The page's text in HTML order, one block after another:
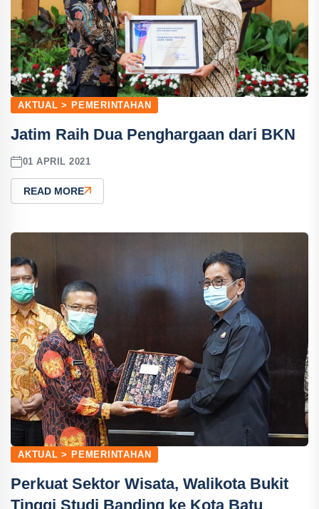
AKTUAL > PEMERINTAHAN
Jatim Raih Dua Penghargaan dari BKN
01 APRIL 2021
READ MORE
AKTUAL > PEMERINTAHAN
Perkuat Sektor Wisata, Walikota Bukit
Tinggi Studi Banding ke Kota Batu